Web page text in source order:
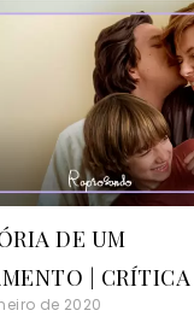
DE UM
| CRÍTICA
de 2020